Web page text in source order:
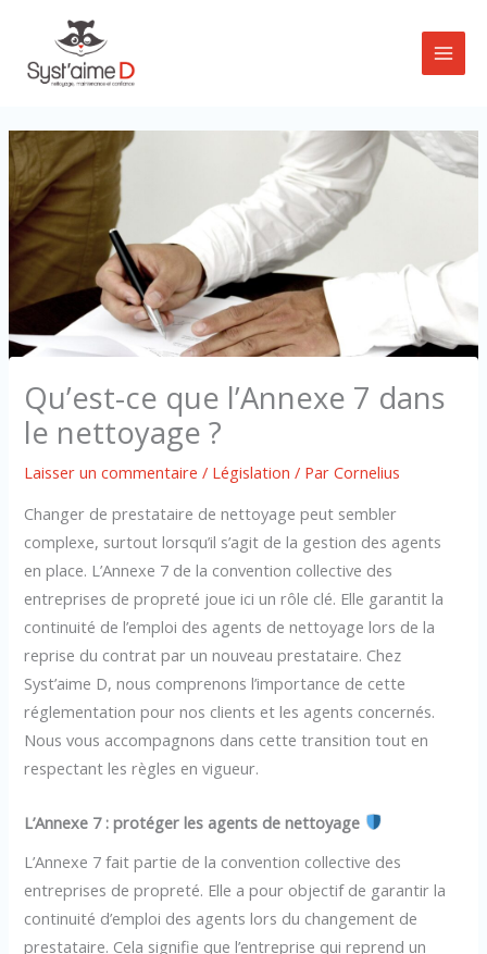
contenu
Qu’est-ce que l’Annexe 7 dans
le nettoyage ?
Laisser un commentaire / Législation / ParCornelius
Changer de prestataire de nettoyage peut sembler
complexe, surtout lorsqu’il s’agit de la gestion des agents
en place. L’Annexe 7 de la convention collective des
entreprises de propreté joue ici un rôle clé. Elle garantit la
continuité de l’emploi des agents de nettoyage lors de la
reprise du contrat par un nouveau prestataire. Chez
Syst’aime D, nous comprenons l’importance de cette
réglementation pour nos clients et les agents concernés.
Nous vous accompagnons dans cette transition tout en
respectant les règles en vigueur.
L’Annexe 7 : protéger les agents de nettoyage
L’Annexe 7 fait partie de la convention collective des
entreprises de propreté. Elle a pour objectif de garantir la
continuité d’emploi des agents lors du changement de
prestataire. Cela signifie que l’entreprise qui reprend un